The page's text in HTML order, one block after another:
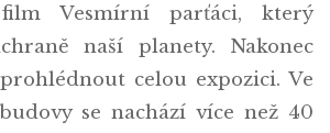
Vesmírní parťáci, který
naší planety. Nakonec
celou expozici. Ve
se nachází více než 40